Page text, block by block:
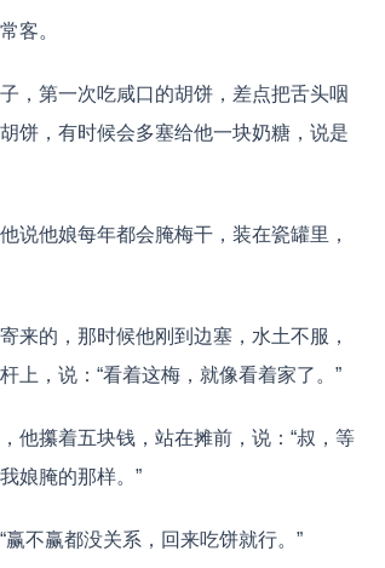
客。
，第一次吃咸口的胡饼，差点把舌头咽
饼，有时候会多塞给他一块奶糖，说是
说他娘每年都会腌梅干，装在瓷罐里，
来的，那时候他刚到边塞，水土不服，
上，说：“看着这梅，就像看着家了。”
他攥着五块钱，站在摊前，说：“叔，等
娘腌的那样。”
不赢都没关系，回来吃饼就行。”